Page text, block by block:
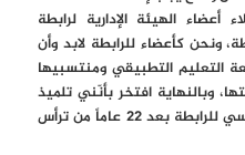
أعضاء الهيئة الإدارية لرابطة
ونحن كأعضاء للرابطة لابد وأن
التعليم التطبيقي ومنتسبيها
وبالنهاية افتخر بأنّني تلميذ
الأستاذ الدكتور محمد البصيري وترؤسي للرابطة بعد 22 عاماً من ترأس